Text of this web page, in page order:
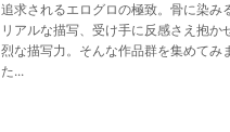
追求されるエログロの極致。骨に染み
リアルな描写、受け手に反感さえ抱か
烈な描写力。そんな作品群を集めてみ
た...